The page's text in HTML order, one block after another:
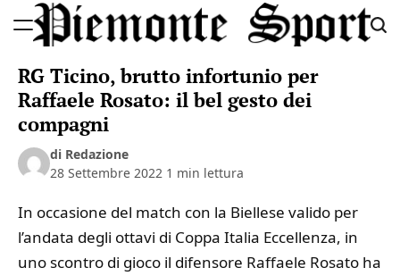
to
Sport
RG Ticino, brutto infortunio per
Raffaele Rosato: il bel gesto dei
compagni
di Redazione
28 Settembre 2022 1 min lettura
In occasione del match con la Biellese valido per
l’andata degli ottavi di Coppa Italia Eccellenza, in
uno scontro di gioco il difensore Raffaele Rosato ha